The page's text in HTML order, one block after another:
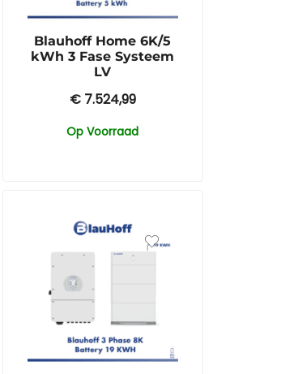
Blauhoff Home 6K/5
kWh 3 Fase Systeem
LV
€7.524,99
Op Voorraad